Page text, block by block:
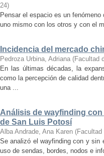
24)
Pensar el espacio es un
uno mismo con los otros y con el
Incidencia del mercado
Pedroza Urbina, Adriana (Facultad
En las últimas décadas, la
como la percepción de calidad
una ...
Análisis de wayfinding
de San Luis Potosí
Alba Andrade, Ana Karen (
Se analizó el wayfinding con y sin
uso de sendas, bordes, nodos e